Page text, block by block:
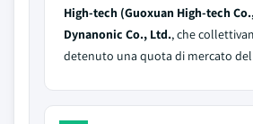
High-tech (Guoxuan High-tech
Dynanonic Co., Ltd., che
detenuto una quota di mercato del